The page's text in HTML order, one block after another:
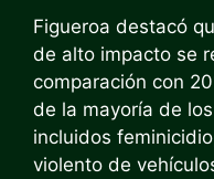
Figueroa destacó
de alto impacto se
comparación con
de la mayoría de
incluidos
violento de